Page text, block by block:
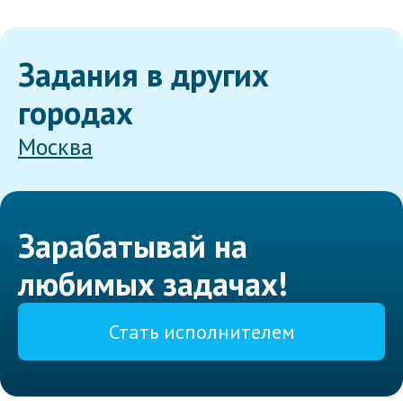
Задания в других
городах
Москва
Зарабатывай на
любимых задачах!
Стать исполнителем